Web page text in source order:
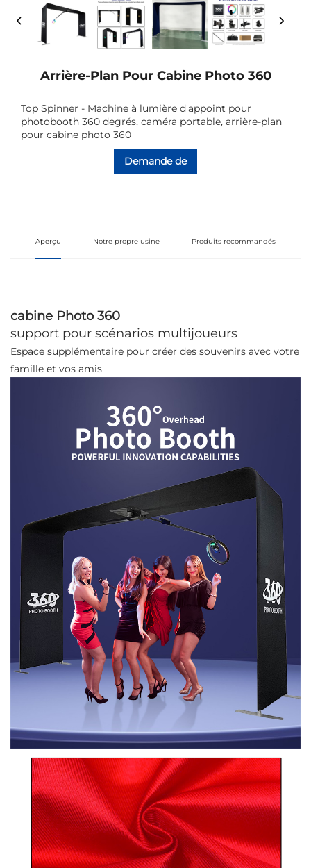
Arrière-Plan Pour Cabine Photo 360
Top Spinner - Machine à lumière d'appoint pour
photobooth 360 degrés, caméra portable, arrière-plan
pour cabine photo 360
Demande de
Aperçu Notre propre usine Produits recommandés
cabine Photo 360
support pour scénarios multijoueurs
Espace supplémentaire pour créer des souvenirs avec votre
famille et vos amis